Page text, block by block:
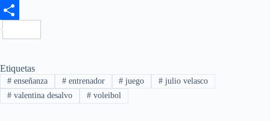
F
a
e
b
o
p
a
Etiquetas
#enseñanza #entrenador # juego # julio velasco
#valentina desalvo #voleibol